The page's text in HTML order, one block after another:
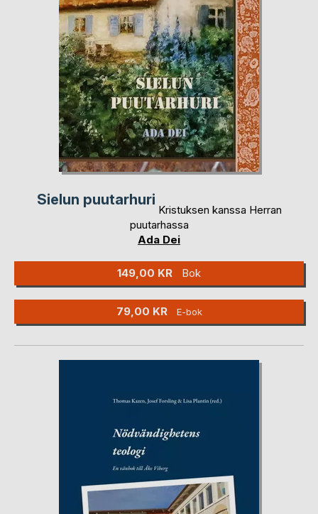
Sielun puutarhuri
Kristuksen kanssa Herran
puutarhassa
Ada Dei
149,00 KR Bok
79,00 KR E-bok